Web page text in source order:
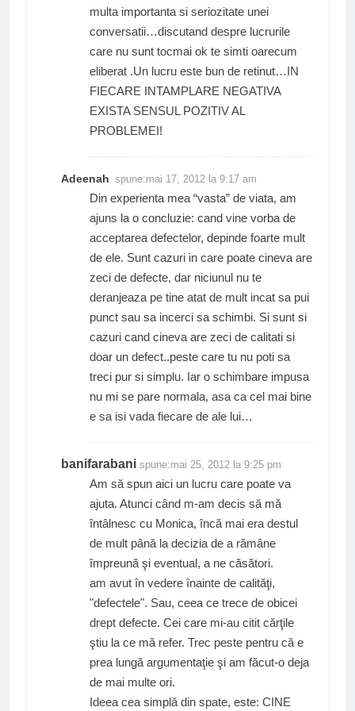
multa importanta si seriozitate unei
conversatii…discutand despre lucrurile
care nu sunt tocmai ok te simti oarecum
eliberat .Un lucru este bun de retinut…IN
FIECARE INTAMPLARE NEGATIVA
EXISTA SENSUL POZITIV AL
PROBLEMEI!
Adeenah spune:mai 17, 2012 la 9:17 am
Din experienta mea “vasta” de viata, am
ajuns la o concluzie: cand vine vorba de
acceptarea defectelor, depinde foarte mult
de ele. Sunt cazuri in care poate cineva are
zeci de defecte, dar niciunul nu te
deranjeaza pe tine atat de mult incat sa pui
punct sau sa incerci sa schimbi. Si sunt si
cazuri cand cineva are zeci de calitati si
doar un defect..peste care tu nu poti sa
treci pur si simplu. Iar o schimbare impusa
nu mi se pare normala, asa ca cel mai bine
e sa isi vada fiecare de ale lui…
banifarabani spune:mai 25, 2012 la 9:25 pm
Am să spun aici un lucru care poate va
ajuta. Atunci când m-am decis să mă
întâlnesc cu Monica, încă mai era destul
de mult până la decizia de a rămâne
împreună şi eventual, a ne căsători.
am avut în vedere înainte de calităţi,
"defectele". Sau, ceea ce trece de obicei
drept defecte. Cei care mi-au citit cărţile
ştiu la ce mă refer. Trec peste pentru că e
prea lungă argumentaţie şi am făcut-o deja
de mai multe ori.
Ideea cea simplă din spate, este: CINE